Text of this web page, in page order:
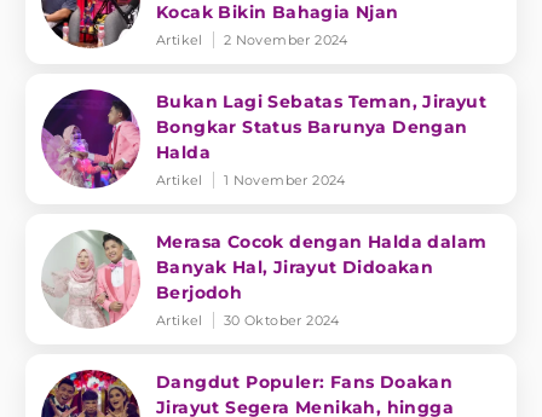
Kocak Bikin Bahagia Njan
Artikel 2 November 2024
Bukan Lagi Sebatas Teman, Jirayut
Bongkar Status Barunya Dengan
Halda
Artikel 1 November 2024
Merasa Cocok dengan Halda dalam
Banyak Hal, Jirayut Didoakan
Berjodoh
Artikel 30 Oktober 2024
Dangdut Populer: Fans Doakan
Jirayut Segera Menikah, hingga